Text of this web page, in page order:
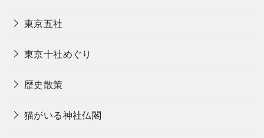
東京五社
東京十社めぐり
歴史散策
猫がいる神社仏閣